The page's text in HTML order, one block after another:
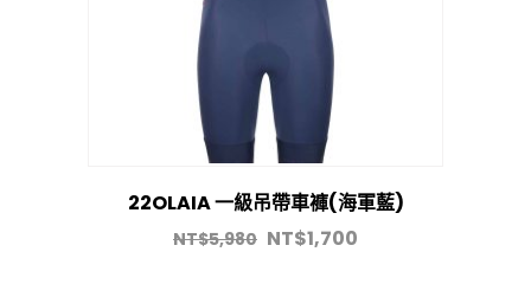
22OLAIA 一級吊帶車褲(海軍藍)
NT$5,980 NT$1,700